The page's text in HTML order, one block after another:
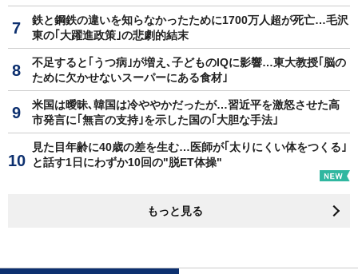
鉄と鋼鉄の違いを知らなかったために1700万人超が死亡…毛沢
東の｢大躍進政策｣の悲劇的結末
不足すると｢うつ病｣が増え､子どものIQに影響…東大教授｢脳の
ために欠かせないスーパーにある食材｣
米国は曖昧､韓国は冷ややかだったが…習近平を激怒させた高
市発言に｢無言の支持｣を示した国の｢大胆な手法｣
見た目年齢に40歳の差を生む…医師が｢太りにくい体をつくる｣
と話す1日にわずか10回の"脱ET体操"
もっと見る